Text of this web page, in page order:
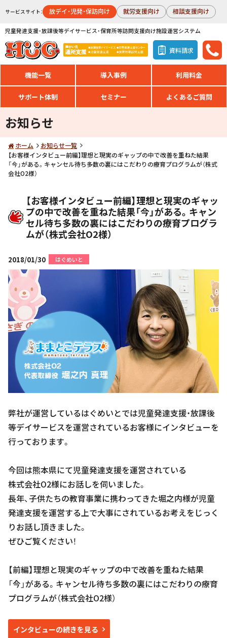
サービスサイト： 放デイ・児発・保訪向け 就労支援向け 相談支援向け
児童発達支援・放課後等デイサービス・保育所等訪問支援向け施設運営システム
資料請求
機能一覧 導入事例 利用料金
サポート体制 セミナー よくあるご質問
お知らせ
ホーム
お知らせ一覧
【お客様インタビュー前編】理想と現実のギャップの中で改善を重ねた結果
「今」がある。キャンセル待ち多数の裏にはこだわりの療育プログラムが（株式
会社O2様）
【お客様インタビュー前編】理想と現実のギャッ
プの中で改善を重ねた結果「今」がある。キャン
セル待ち多数の裏にはこだわりの療育プログラ
ムが（株式会社O2様）
2018/01/30 はぐめいと
弊社が運営しているはぐめいとでは児童発達支援・放課後
等デイサービスを運営されているお客様にインタビューを
行っております。
今回は熊本県にて児童発達支援を運営されている
株式会社O2様にお話しを伺いました。
長年、子供たちの教育事業に携わってきた堀之内様が児童
発達支援を運営する上で大事にされているお考えをじっく
りお話し頂きました。
ぜひご覧ください！
【前編】理想と現実のギャップの中で改善を重ねた結果
「今」がある。キャンセル待ち多数の裏にはこだわりの療育
プログラムが（株式会社O2様）
インタビューの続きを見る